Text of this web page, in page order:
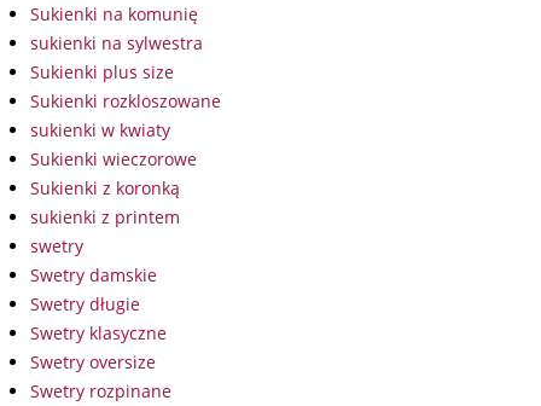
Sukienki na komunię
sukienki na sylwestra
Sukienki plus size
Sukienki rozkloszowane
sukienki w kwiaty
Sukienki wieczorowe
Sukienki z koronką
sukienki z printem
swetry
Swetry damskie
Swetry długie
Swetry klasyczne
Swetry oversize
Swetry rozpinane